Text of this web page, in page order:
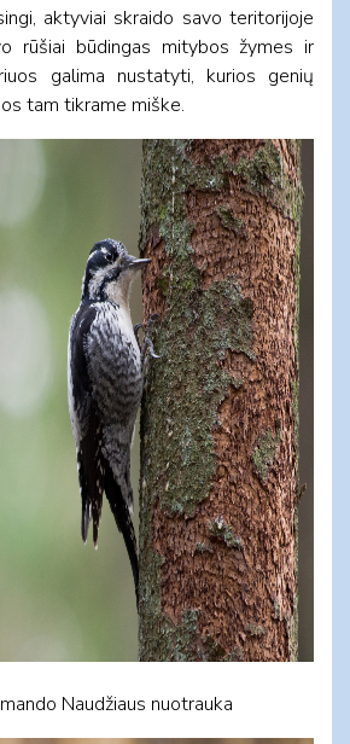
aktyviai skraido savo teritorijoje
rūšiai būdingas mitybos žymes ir
galima nustatyti, kurios genių
tam tikrame miške.
Naudžiaus nuotrauka